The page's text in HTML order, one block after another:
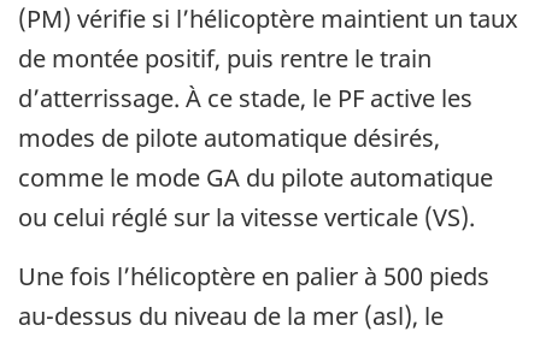
(PM) vérifie si l’hélicoptère maintient un taux
de montée positif, puis rentre le train
d’atterrissage. À ce stade, le PF active les
modes de pilote automatique désirés,
comme le mode GA du pilote automatique
ou celui réglé sur la vitesse verticale (VS).
Une fois l’hélicoptère en palier à 500 pieds
au-dessus du niveau de la mer (asl), le